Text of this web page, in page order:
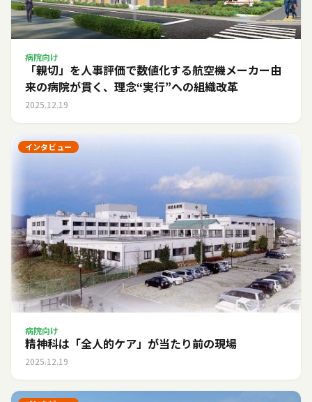
病院向け
「親切」を人事評価で数値化する――航空機メーカー由
来の病院が貫く、理念“実行”への組織改革
2025.12.19
インタビュー
病院向け
精神科は「全人的ケア」が当たり前の現場
2025.12.19